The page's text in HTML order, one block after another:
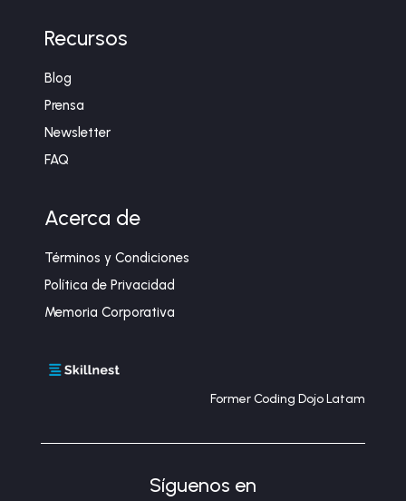
Recursos
Blog
Prensa
Newsletter
FAQ
Acerca de
Términos y Condiciones
Política de Privacidad
Memoria Corporativa
Former Coding Dojo Latam
Síguenos en